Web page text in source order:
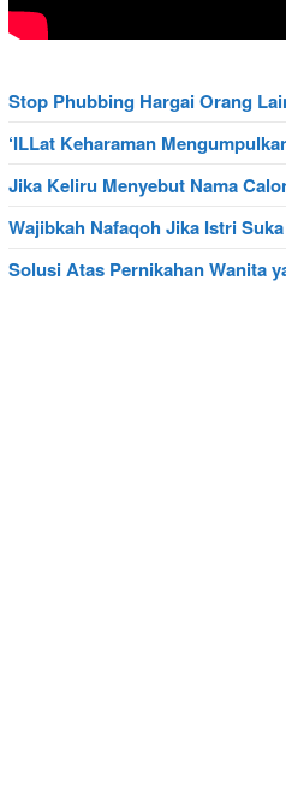
Stop Phubbing Hargai Orang
‘ILLat Keharaman
Jika Keliru Menyebut Nama
Wajibkah Nafaqoh Jika Istri
Solusi Atas Pernikahan Wanita